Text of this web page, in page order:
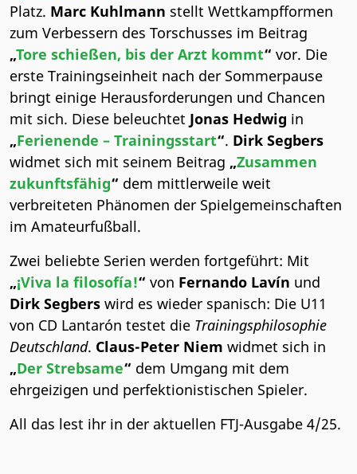
Platz. Marc Kuhlmann stellt Wettkampfformen
zum Verbessern des Torschusses im Beitrag
„Tore schießen, bis der Arzt kommt“ vor. Die
erste Trainingseinheit nach der Sommerpause
bringt einige Herausforderungen und Chancen
mit sich. Diese beleuchtet Jonas Hedwig in
„Ferienende – Trainingsstart“. Dirk Segbers
widmet sich mit seinem Beitrag „Zusammen
zukunftsfähig“ dem mittlerweile weit
verbreiteten Phänomen der Spielgemeinschaften
im Amateurfußball.
Zwei beliebte Serien werden fortgeführt: Mit
„¡Viva la filosofía!“ von Fernando Lavín und
Dirk Segbers wird es wieder spanisch: Die U11
von CD Lantarón testet die Trainingsphilosophie
Deutschland. Claus-Peter Niem widmet sich in
„Der Strebsame“ dem Umgang mit dem
ehrgeizigen und perfektionistischen Spieler.
All das lest ihr in der aktuellen FTJ-Ausgabe 4/25.